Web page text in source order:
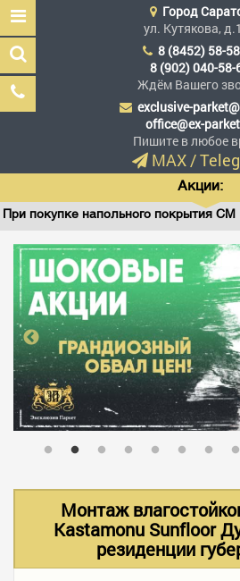
Эксклюзив Паркет
Мы сделали эксклюзив
доступным
ГЛАВНАЯ
АССОРТИМЕНТ
В НАЛИЧИИ
АКЦИИ
Город
ул. Кутякова,
8 (8452) 58-
8 (902) 040-58-
Ждём Вашего
exclusive-
office@ex-
Пишите в любое
MAX/
Акции:
покупке напольного покрытия CM
Монтаж
Kastamonu Sunfloor
резиденции